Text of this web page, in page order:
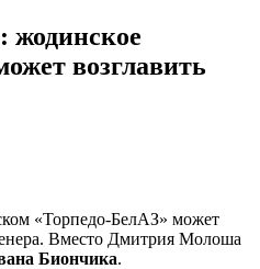
жодинское
возглавить
«Торпедо-БелАЗ» может
Вместо Дмитрия Молоша
Биончика.